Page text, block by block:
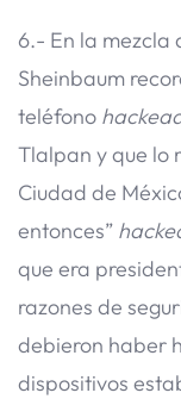
6.- En la mezcla
Sheinbaum
teléfono
Tlalpan y que lo
Ciudad de
entonces”
que era
razones de
debieron haber
dispositivos